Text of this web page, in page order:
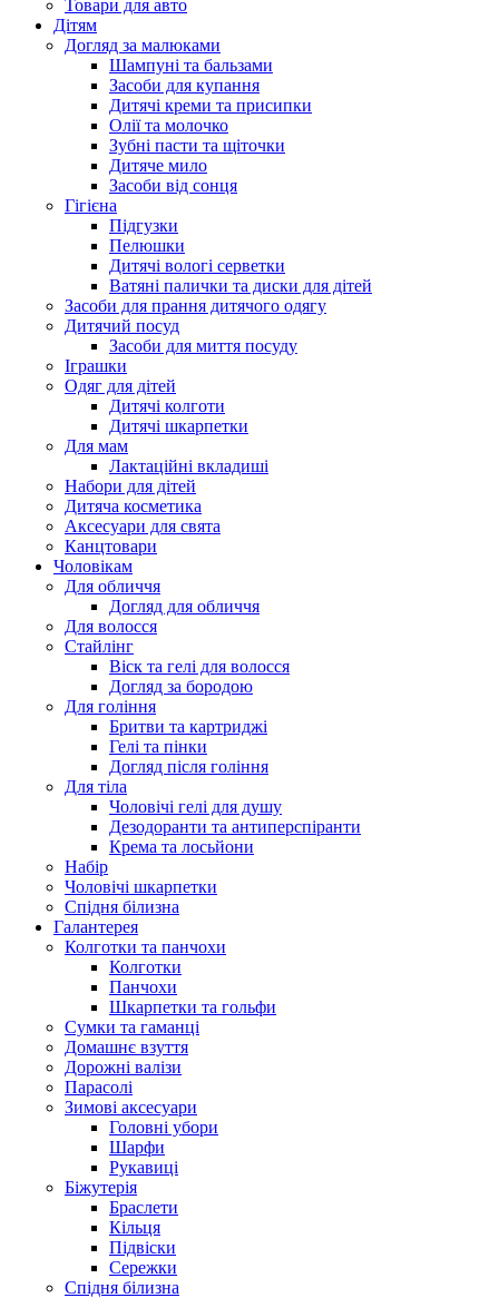
Товари для авто
Дітям
Догляд за малюками
Шампуні та бальзами
Засоби для купання
Дитячі креми та присипки
Олії та молочко
Зубні пасти та щіточки
Дитяче мило
Засоби від сонця
Гігієна
Підгузки
Пелюшки
Дитячі вологі серветки
Ватяні палички та диски для дітей
Засоби для прання дитячого одягу
Дитячий посуд
Засоби для миття посуду
Іграшки
Одяг для дітей
Дитячі колготи
Дитячі шкарпетки
Для мам
Лактаційні вкладиші
Набори для дітей
Дитяча косметика
Аксесуари для свята
Канцтовари
Чоловікам
Для обличчя
Догляд для обличчя
Для волосся
Стайлінг
Віск та гелі для волосся
Догляд за бородою
Для гоління
Бритви та картриджі
Гелі та пінки
Догляд після гоління
Для тіла
Чоловічі гелі для душу
Дезодоранти та антиперспіранти
Крема та лосьйони
Набір
Чоловічі шкарпетки
Спідня білизна
Галантерея
Колготки та панчохи
Колготки
Панчохи
Шкарпетки та гольфи
Сумки та гаманці
Домашнє взуття
Дорожні валізи
Парасолі
Зимові аксесуари
Головні убори
Шарфи
Рукавиці
Біжутерія
Браслети
Кільця
Підвіски
Сережки
Спідня білизна